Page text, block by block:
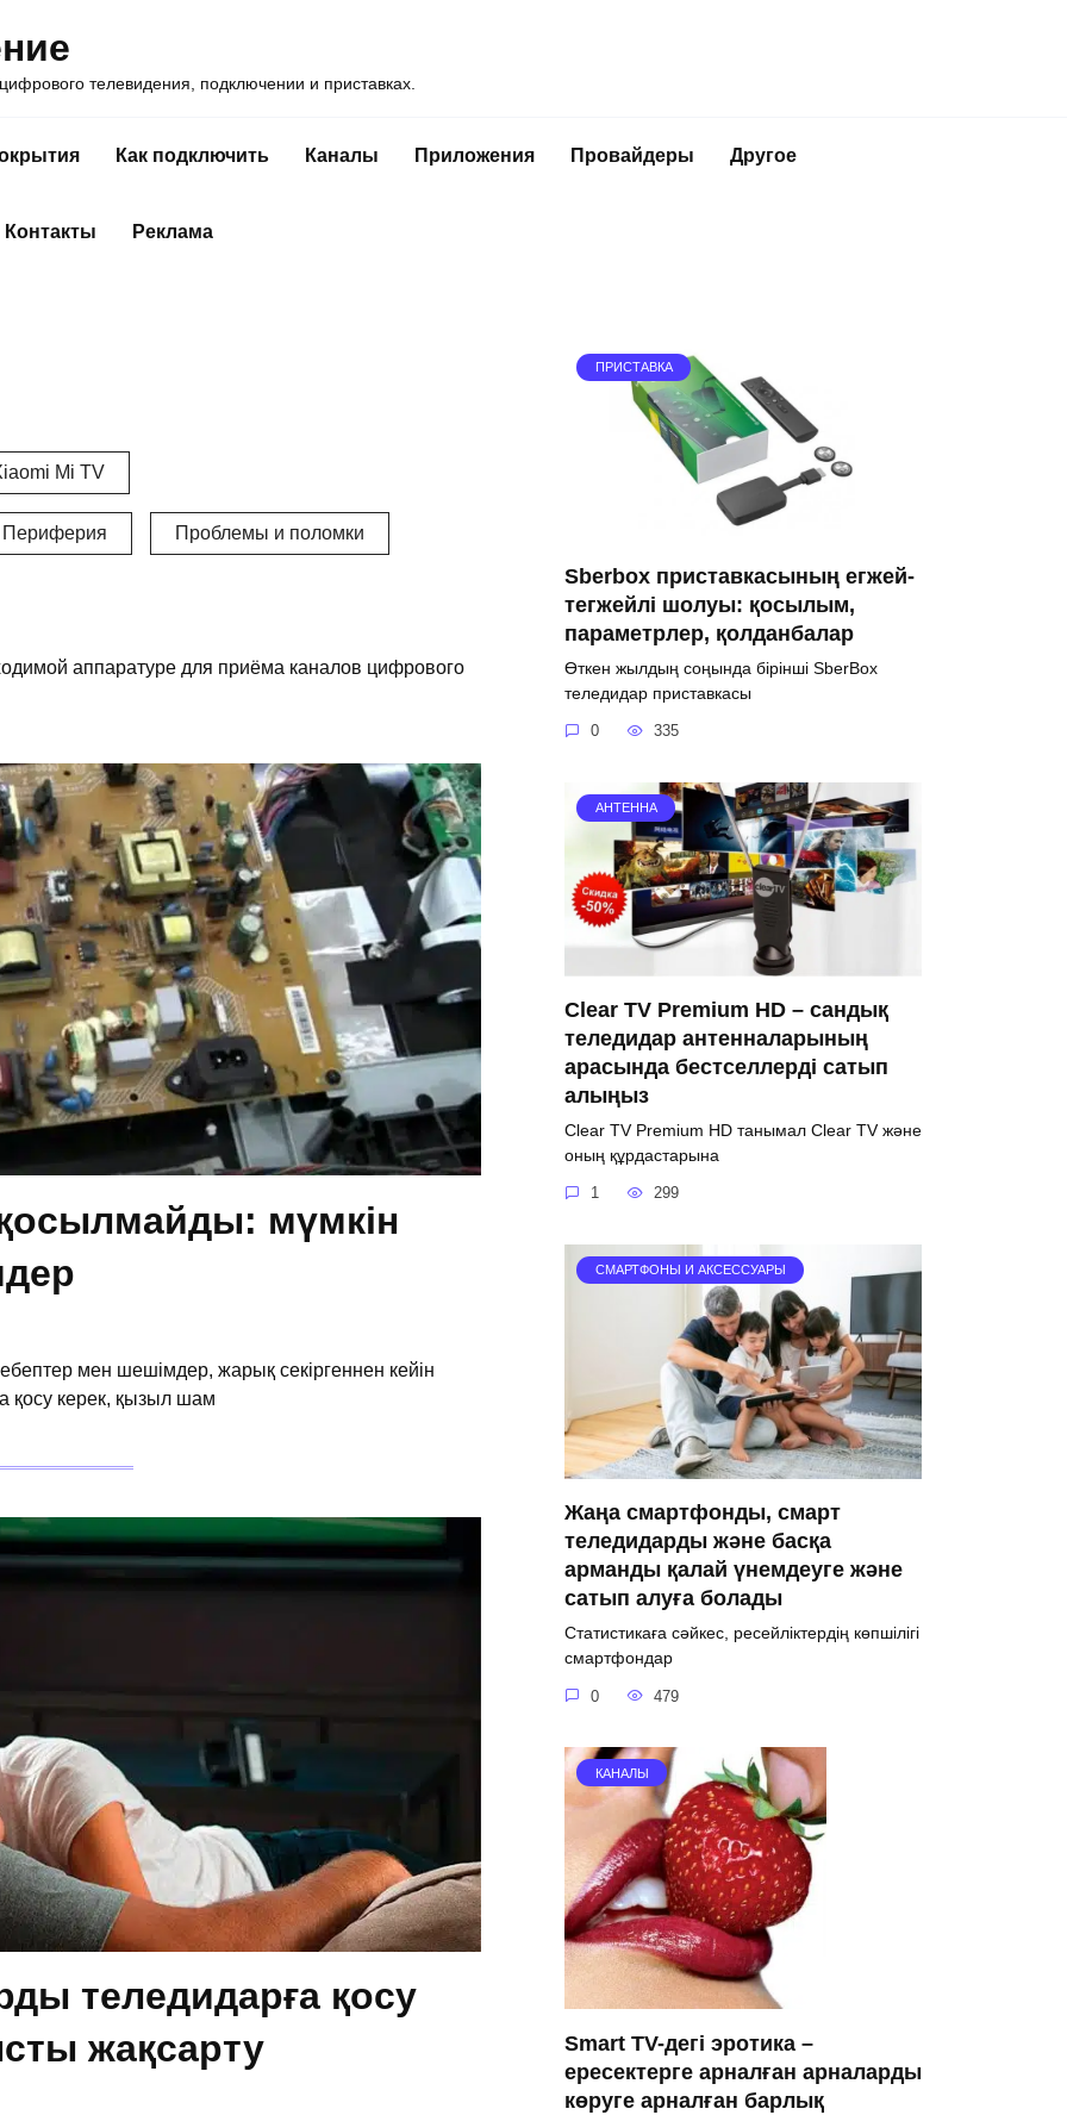
телевидения, подключении и приставках.
Как подключить Каналы Приложения Провайдеры Другое
Контакты Реклама
Mi TV
Периферия Проблемы и поломки
аппаратуре для приёма каналов цифрового
мүмкін
мен шешімдер, жарық секіргеннен кейін
қосу керек, қызыл шам
теледидарға қосу
жақсарту
ПРИСТАВКА
Sberbox приставкасының егжей-
тегжейлі шолуы: қосылым,
параметрлер, қолданбалар
Өткен жылдың соңында бірінші SberBox
теледидар приставкасы
0 335
АНТЕННА
Clear TV Premium HD – сандық
теледидар антенналарының
арасында бестселлерді сатып
алыңыз
Clear TV Premium HD танымал Clear TV және
оның құрдастарына
1 299
СМАРТФОНЫ И АКСЕССУАРЫ
Жаңа смартфонды, смарт
теледидарды және басқа
арманды қалай үнемдеуге және
сатып алуға болады
Статистикаға сәйкес, ресейліктердің көпшілігі
смартфондар
0 479
КАНАЛЫ
Smart TV-дегі эротика –
ересектерге арналған арналарды
көруге арналған барлық